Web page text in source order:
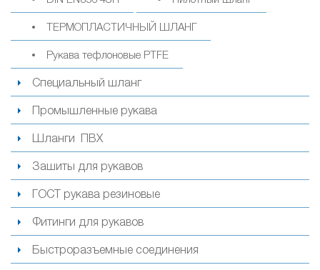
ТЕРМОПЛАСТИЧНЫЙ ШЛАНГ
Рукава тефлоновые PTFE
Специальный шланг
Промышленные рукава
Шланги ПВХ
Зашиты для рукавов
ГОСТ рукава резиновые
Фитинги для рукавов
Быстроразъемные соединения